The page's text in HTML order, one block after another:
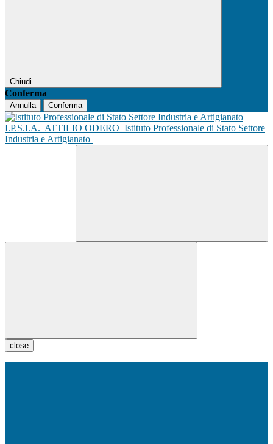
Chiudi
Conferma
Annulla Conferma
I.P.S.I.A. ATTILIO ODERO Istituto Professionale di Stato Settore
Industria e Artigianato
close